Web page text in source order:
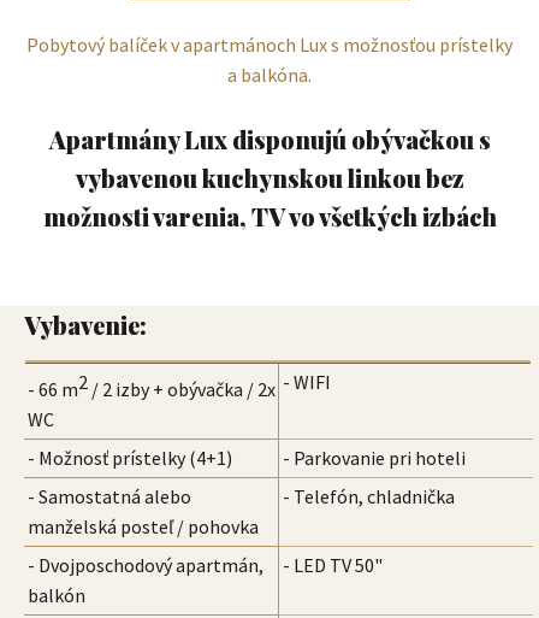
Pobytový balíček v apartmánoch Lux s možnosťou prístelky
a balkóna.
Apartmány Lux disponujú obývačkou s
vybavenou kuchynskou linkou bez
možnosti varenia, TV vo všetkých izbách
Vybavenie:
- 66 m2 / 2 izby + obývačka / 2x
WC
- WIFI
- Možnosť prístelky (4+1)
- Parkovanie pri hoteli
- Samostatná alebo
manželská posteľ / pohovka
- Telefón, chladnička
- Dvojposchodový apartmán,
balkón
- LED TV 50"